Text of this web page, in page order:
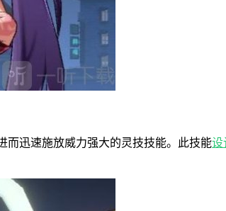
而迅速施放威力强大的灵技技能。此技能设